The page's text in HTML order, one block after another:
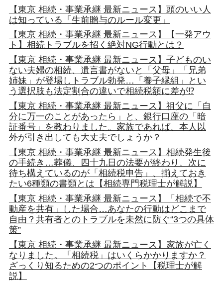
【東京 相続・事業承継 最新ニュース】頭のいい人
は知っている「生前贈与のルール変更」
【東京 相続・事業承継 最新ニュース】【一発アウ
ト】相続トラブルを招く絶対NG行動とは？
【東京 相続・事業承継 最新ニュース】子どものい
ない夫婦の相続、遺言書がないと「父母」「兄弟
姉妹」が登場しトラブル勃発…「養子縁組」とい
う選択肢も法定割合の違いで相続税額に差が⁉
【東京 相続・事業承継 最新ニュース】祖父に「自
分に万一のことがあったら」と、銀行口座の「暗
証番号」を教わりました。家族であれば、本人以
外が引き出しても大丈夫でしょうか？
【東京 相続・事業承継 最新ニュース】相続発生後
の手続き…葬儀、四十九日の法要が終わり、次に
待ち構えているのが「相続税申告」、揃えておき
たい6種類の書類とは【相続専門税理士が解説】
【東京 相続・事業承継 最新ニュース】「相続で不
動産を共有」した場合…あなたの行動はどこまで
自由？共有者とのトラブルを未然に防ぐ“3つの具体
策”
【東京 相続・事業承継 最新ニュース】家族が亡く
なりました。「相続税」はいくらかかりますか？
ざっくり知るための2つのポイント【税理士が解
説】